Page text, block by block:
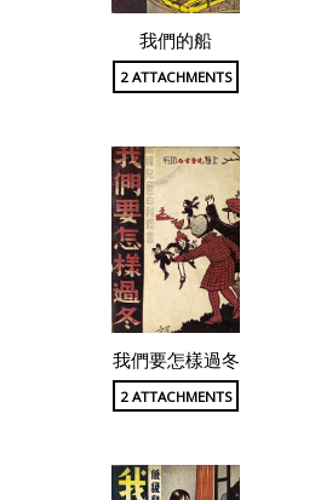
我們的船
2 ATTACHMENTS
我們要怎樣過冬
2 ATTACHMENTS